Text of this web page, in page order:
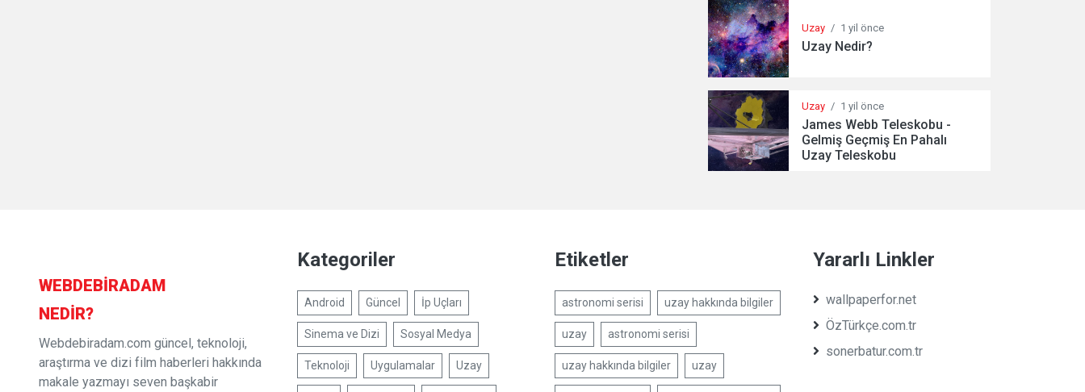
Uzay / 1 yil önce
Uzay Nedir?
Uzay / 1 yil önce
James Webb Teleskobu -
Gelmiş Geçmiş En Pahalı
Uzay Teleskobu
WEBDEBIRADAM
NEDIR?
Webdebiradam.com güncel, teknoloji,
araştırma ve dizi film haberleri hakkında
makale yazmayı seven başkabir
Kategoriler
Android Güncel İp Uçları
Sinema ve Dizi Sosyal Medya
Teknoloji Uygulamalar Uzay
Etiketler
astronomi serisi uzay hakkında bilgiler
uzay astronomi serisi
uzay hakkında bilgiler uzay
Yararlı Linkler
wallpaperfor.net
ÖzTürkçe.com.tr
sonerbatur.com.tr